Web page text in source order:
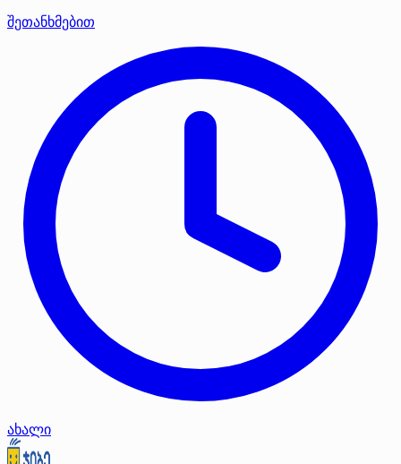
შეთანხმებით
ახალი